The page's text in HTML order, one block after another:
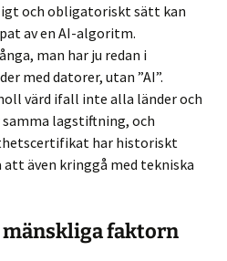
och obligatoriskt sätt kan
av en AI-algoritm.
man har ju redan i
med datorer, utan ”AI”.
värd ifall inte alla länder och
lagstiftning, och
har historiskt
även kringgå med tekniska
faktorn